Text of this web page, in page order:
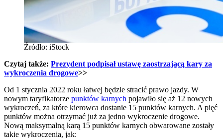
Źródło: iStock
Czytaj także: Prezydent podpisał ustawę zaostrzającą kary za
wykroczenia drogowe>>
Od 1 stycznia 2022 roku łatwej będzie stracić prawo jazdy. W
nowym taryfikatorze punktów karnych pojawiło się aż 12 nowych
wykroczeń, za które kierowca dostanie 15 punktów karnych. A pięć
punktów można otrzymać już za jedno wykroczenie drogowe.
Nową maksymalną karą 15 punktów karnych obwarowane zostały
takie wykroczenia, jak: